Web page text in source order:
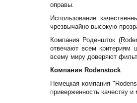
оправы.
Использование
чрезвычайно высокую
Компания Роденшток
отвечают всем критериям
всему миру доверяют
Компания Rodenstock
Немецкая компания
приверженность качеству